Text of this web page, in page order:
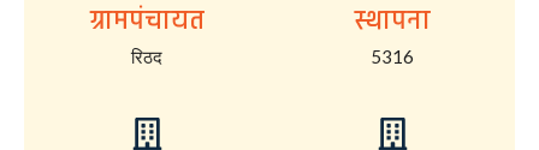
ग्रामपंचायत
रिठद
स्थापना
5316